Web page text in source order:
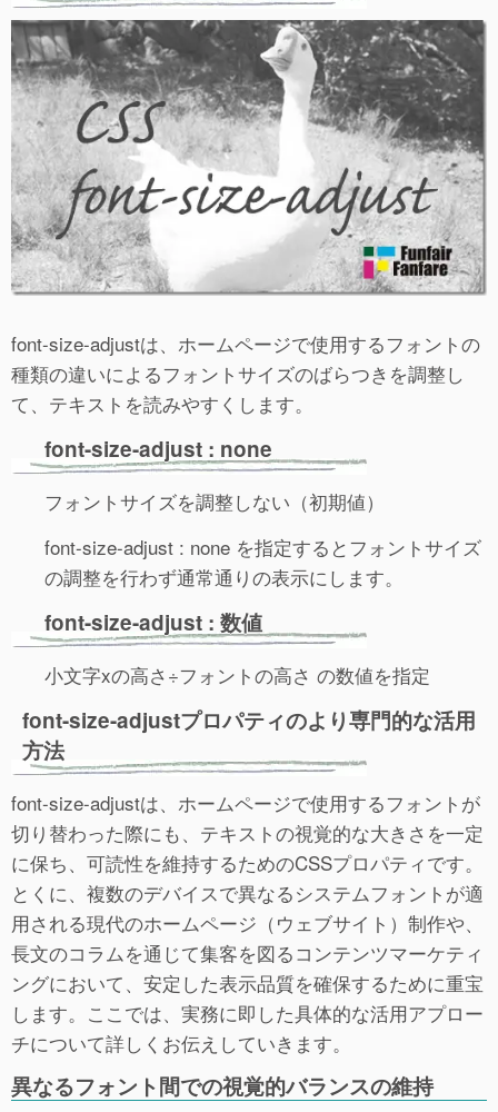
font-size-adjustは、ホームページで使用するフォントの
種類の違いによるフォントサイズのばらつきを調整し
て、テキストを読みやすくします。
font-size-adjust : none
フォントサイズを調整しない（初期値）
font-size-adjust : none を指定するとフォントサイズ
の調整を行わず通常通りの表示にします。
font-size-adjust : 数値
小文字xの高さ÷フォントの高さ の数値を指定
font-size-adjustプロパティのより専門的な活用
方法
font-size-adjustは、ホームページで使用するフォントが
切り替わった際にも、テキストの視覚的な大きさを一定
に保ち、可読性を維持するためのCSSプロパティです。
とくに、複数のデバイスで異なるシステムフォントが適
用される現代のホームページ（ウェブサイト）制作や、
長文のコラムを通じて集客を図るコンテンツマーケティ
ングにおいて、安定した表示品質を確保するために重宝
します。ここでは、実務に即した具体的な活用アプロー
チについて詳しくお伝えしていきます。
異なるフォント間での視覚的バランスの維持